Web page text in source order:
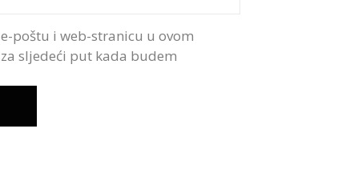
poštu i web-stranicu u ovom
sljedeći put kada budem